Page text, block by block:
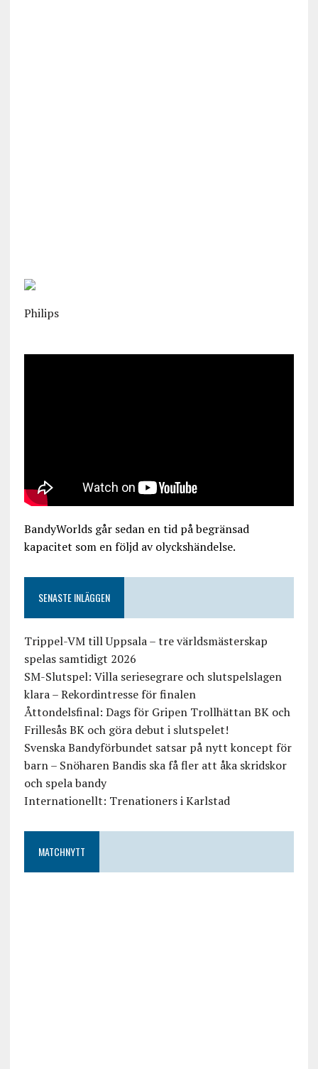
Philips
BandyWorlds går sedan en tid på begränsad
kapacitet som en följd av olyckshändelse.
SENASTE INLÄGGEN
Trippel-VM till Uppsala – tre världsmästerskap
spelas samtidigt 2026
SM-Slutspel: Villa seriesegrare och slutspelslagen
klara – Rekordintresse för finalen
Åttondelsfinal: Dags för Gripen Trollhättan BK och
Frillesås BK och göra debut i slutspelet!
Svenska Bandyförbundet satsar på nytt koncept för
barn – Snöharen Bandis ska få fler att åka skridskor
och spela bandy
Internationellt: Trenationers i Karlstad
MATCHNYTT